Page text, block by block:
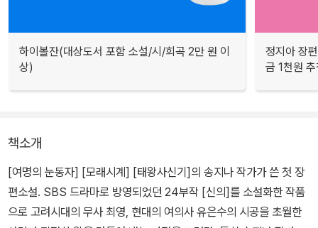
하이볼잔(대상도서 포함 소설/시/희곡 2만 원 이
상)
정지아 장
금 1천원
책소개
[여명의 눈동자] [모래시계] [태왕사신기]의 송지나 작가가 쓴 첫 장
편소설. SBS 드라마로 방영되었던 24부작 [신의]를 소설화한 작품
으로 고려시대의 무사 최영, 현대의 여의사 유은수의 시공을 초월한